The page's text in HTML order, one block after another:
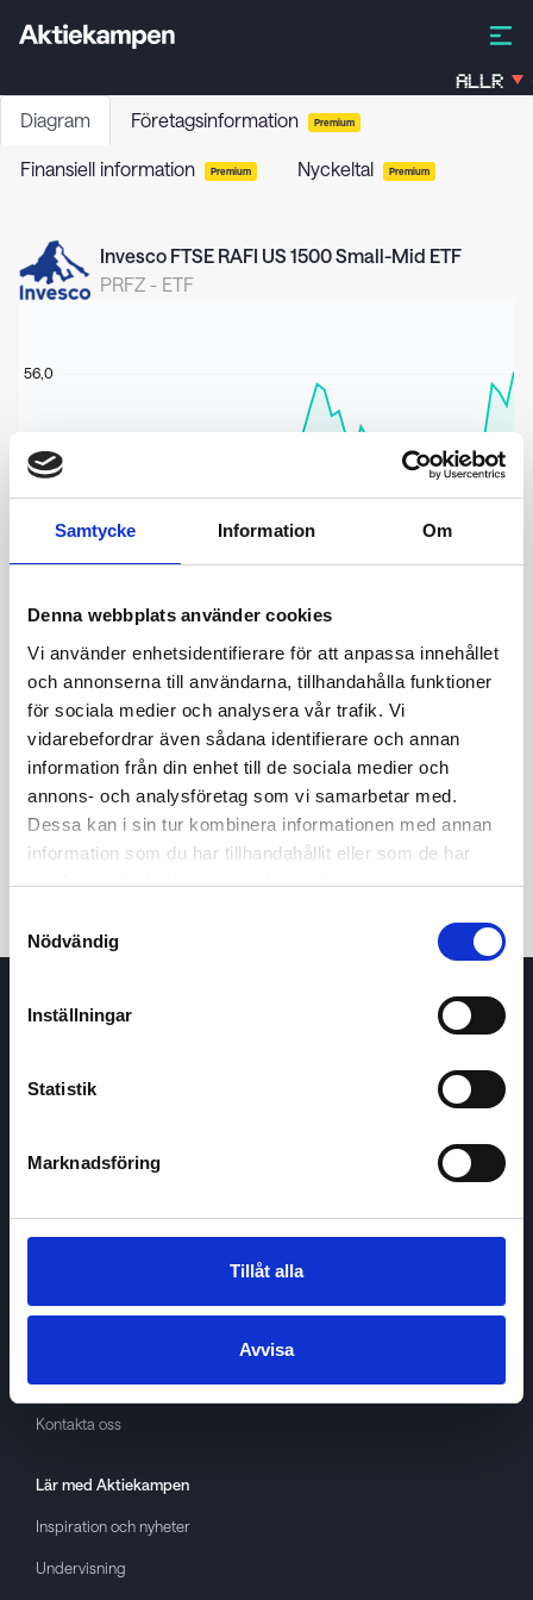
Samtycke Information Om
Denna webbplats använder cookies
Vi använder enhetsidentifierare för att anpassa innehållet
och annonserna till användarna, tillhandahålla funktioner
för sociala medier och analysera vår trafik. Vi
vidarebefordrar även sådana identifierare och annan
information från din enhet till de sociala medier och
annons- och analysföretag som vi samarbetar med.
Dessa kan i sin tur kombinera informationen med annan
information som du har tillhandahållit eller som de har
samlat in när du har använt deras tjänster.
Nödvändig
Inställningar
Statistik
Marknadsföring
Tillåt alla
Avvisa
ALLR
Diagram Företagsinformation Premium
Finansiell information Premium Nyckeltal Premium
Invesco FTSE RAFI US 1500 Small-Mid ETF
PRFZ - ETF
50,0
54,0
56,0
8 maj 2026 24 juni 2026
24t 7d 1m 3m 1å 5å
Köp / Sälj
Aktiekampen
OmAktiekampen
GDPR
Kontakta oss
Lär med Aktiekampen
Inspiration och nyheter
Undervisning